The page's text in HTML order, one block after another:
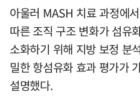
아울러 MASH 치료 과정에
따른 조직 구조 변화가 섬유
소화하기 위해 지방 보정 분
밀한 항섬유화 효과 평가가
설명했다.